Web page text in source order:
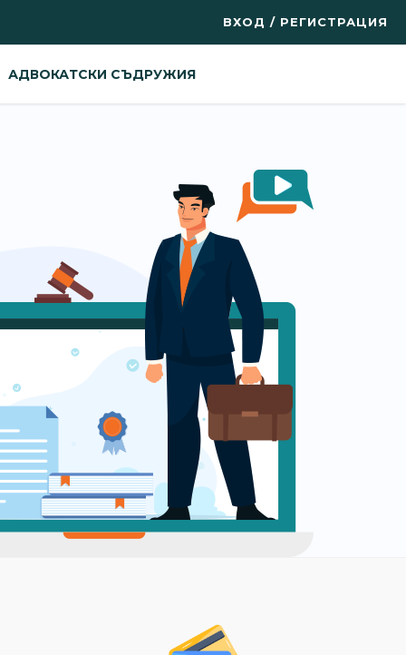
ВХОД / РЕГИСТРАЦИЯ
АДВОКАТСКИ СЪДРУЖИЯ